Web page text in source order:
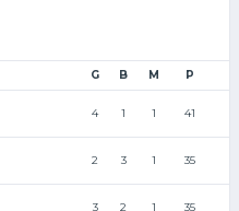
G B M P
4 1 1 41
2 3 1 35
3 2 1 35